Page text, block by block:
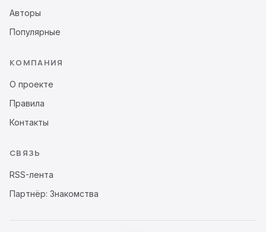
Авторы
Популярные
КОМПАНИЯ
О проекте
Правила
Контакты
СВЯЗЬ
RSS-лента
Партнёр: Знакомства